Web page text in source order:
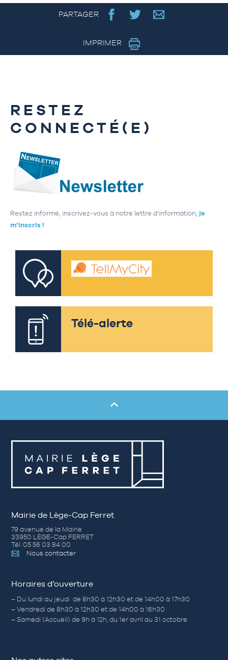
PARTAGER
IMPRIMER
RESTEZ
CONNECTÉ(E)
Restez informé, inscrivez-vous à notre lettre d’information, je
m’inscris !
Télé-alerte
Mairie de Lège-Cap Ferret
79 avenue de la Mairie
33950 LÈGE-Cap FERRET
Tél. 05 56 03 84 00
Nous contacter
Horaires d’ouverture
– Du lundi au jeudi de 8h30 à 12h30 et de 14h00 à 17h30
– Vendredi de 8h30 à 12h30 et de 14h00 à 16h30
– Samedi (Accueil) de 9h à 12h, du 1er avril au 31 octobre.